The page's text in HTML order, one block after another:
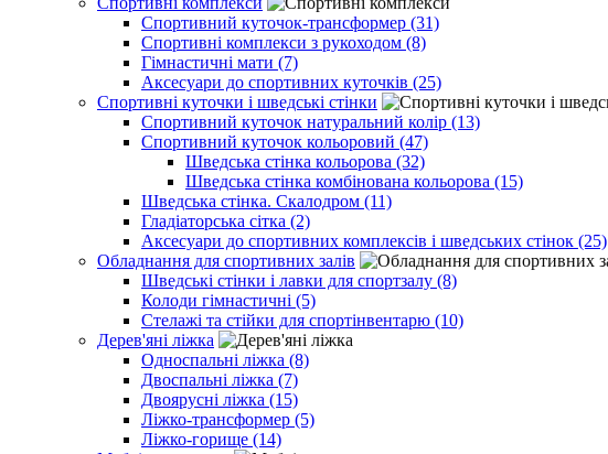
Спортивний куточок-трансформер (31)
Спортивні комплекси з рукоходом (8)
Гімнастичні мати (7)
Аксесуари до спортивних куточків (25)
Спортивні куточки і шведські стінки
Спортивний куточок натуральний колір (13)
Спортивний куточок кольоровий (47)
Шведська стінка кольорова (32)
Шведська стінка комбінована кольорова (15)
Шведська стінка. Скалодром (11)
Гладіаторська сітка (2)
Аксесуари до спортивних комплексів і шведських стінок (25)
Обладнання для спортивних залів
Шведські стінки і лавки для спортзалу (8)
Колоди гімнастичні (5)
Стелажі та стійки для спортінвентарю (10)
Дерев'яні ліжка
Односпальні ліжка (8)
Двоспальні ліжка (7)
Двоярусні ліжка (15)
Ліжко-трансформер (5)
Ліжко-горище (14)